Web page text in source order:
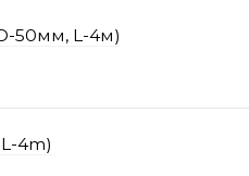
50мм, L-4м)
4m)